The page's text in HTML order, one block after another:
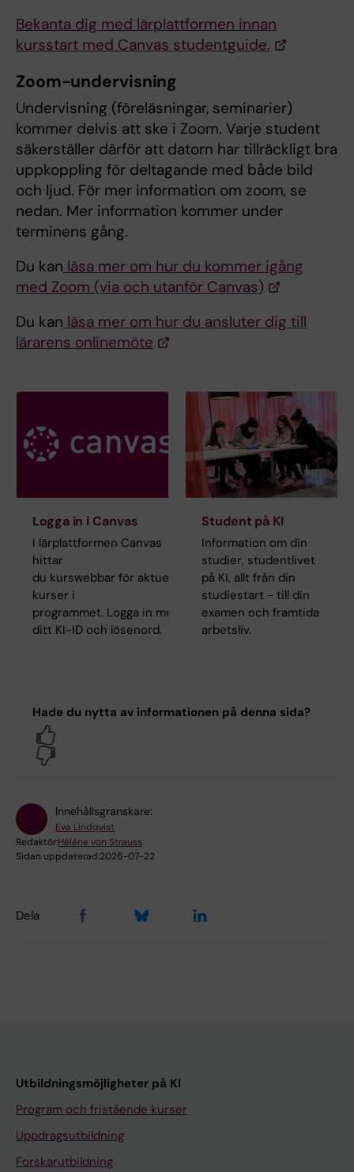
Bekanta dig med lärplattformen innan
kursstart med Canvas studentguide.
Zoom-undervisning
Undervisning (föreläsningar, seminarier)
kommer delvis att ske i Zoom. Varje student
säkerställer därför att datorn har tillräckligt bra
uppkoppling för deltagande med både bild
och ljud. För mer information om zoom, se
nedan. Mer information kommer under
terminens gång.
Du kan läsa mer om hur du kommer igång
med Zoom (via och utanför Canvas)
Du kan läsa mer om hur du ansluter dig till
lärarens onlinemöte
Logga in i Canvas
I lärplattformen Canvas
hittar
du kurswebbar för aktuella
kurser i
programmet. Logga in med
ditt KI-ID och lösenord.
Student på KI
Information om din
studier, studentlivet
på KI, allt från din
studiestart - till din
examen och framtida
arbetsliv.
Hade du nytta av informationen på denna sida?
Innehållsgranskare:
Eva Lindqvist
Redaktör:Héléne von Strauss
Sidan uppdaterad:2026-07-22
Dela
Utbildningsmöjligheter på KI
Program och fristående kurser
Uppdragsutbildning
Forskarutbildning